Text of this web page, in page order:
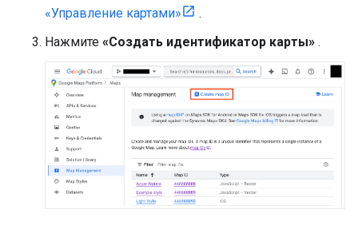
«Управление картами»
.
Нажмите «Создать идентификатор карты» .